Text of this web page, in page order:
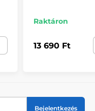
Raktáron
13 690 Ft
Bejelentkezés